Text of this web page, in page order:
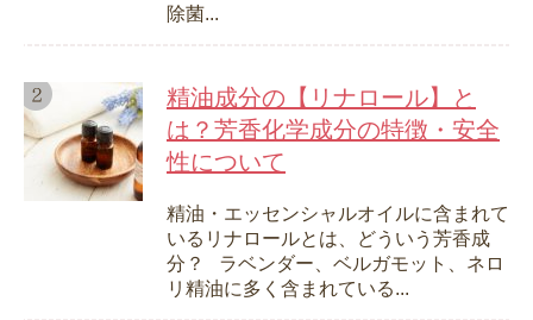
除菌...
精油成分の【リナロール】と
は？芳香化学成分の特徴・安全
性について
精油・エッセンシャルオイルに含まれて
いるリナロールとは、どういう芳香成
分？ ラベンダー、ベルガモット、ネロ
リ精油に多く含まれている...